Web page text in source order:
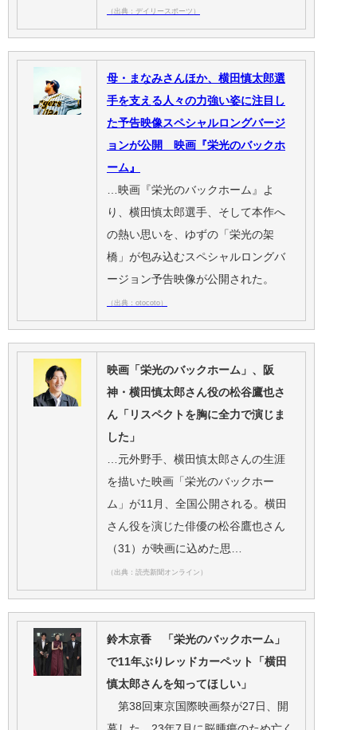
（出典：デイリースポーツ）
母・まなみさんほか、横田慎太郎選
手を支える人々の力強い姿に注目し
た予告映像スペシャルロングバージ
ョンが公開 映画『栄光のバックホ
ーム』
…映画『栄光のバックホーム』よ
り、横田慎太郎選手、そして本作へ
の熱い思いを、ゆずの「栄光の架
橋」が包み込むスペシャルロングバ
ージョン予告映像が公開された。
（出典：otocoto）
映画「栄光のバックホーム」、阪
神・横田慎太郎さん役の松谷鷹也さ
ん「リスペクトを胸に全力で演じま
した」
…元外野手、横田慎太郎さんの生涯
を描いた映画「栄光のバックホー
ム」が11月、全国公開される。横田
さん役を演じた俳優の松谷鷹也さん
（31）が映画に込めた思…
（出典：読売新聞オンライン）
鈴木京香 「栄光のバックホーム」
で11年ぶりレッドカーペット「横田
慎太郎さんを知ってほしい」
第38回東京国際映画祭が27日、開